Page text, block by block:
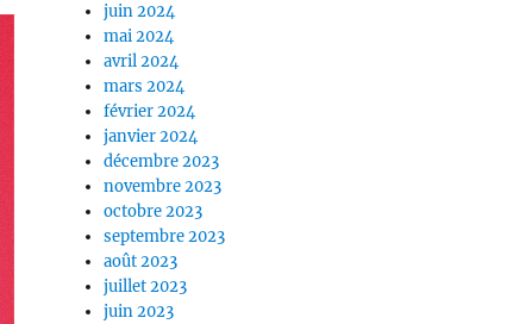
juin 2024
mai 2024
avril 2024
mars 2024
février 2024
janvier 2024
décembre 2023
novembre 2023
octobre 2023
septembre 2023
août 2023
juillet 2023
juin 2023